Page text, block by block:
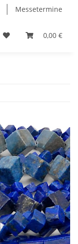
Messetermine
0,00 €